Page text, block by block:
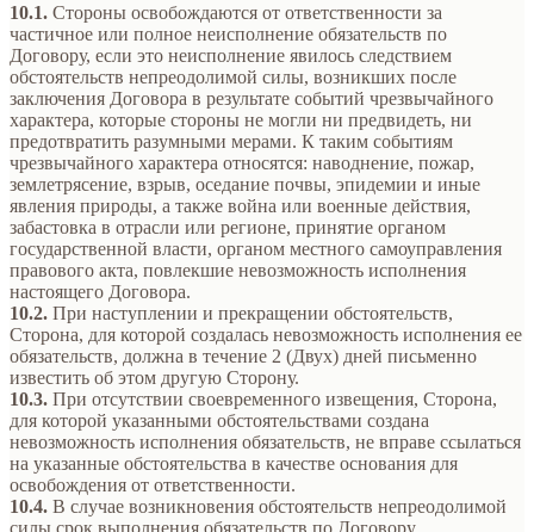
10.1. Стороны освобождаются от ответственности за
частичное или полное неисполнение обязательств по
Договору, если это неисполнение явилось следствием
обстоятельств непреодолимой силы, возникших после
заключения Договора в результате событий чрезвычайного
характера, которые стороны не могли ни предвидеть, ни
предотвратить разумными мерами. К таким событиям
чрезвычайного характера относятся: наводнение, пожар,
землетрясение, взрыв, оседание почвы, эпидемии и иные
явления природы, а также война или военные действия,
забастовка в отрасли или регионе, принятие органом
государственной власти, органом местного самоуправления
правового акта, повлекшие невозможность исполнения
настоящего Договора.
10.2. При наступлении и прекращении обстоятельств,
Сторона, для которой создалась невозможность исполнения ее
обязательств, должна в течение 2 (Двух) дней письменно
известить об этом другую Сторону.
10.3. При отсутствии своевременного извещения, Сторона,
для которой указанными обстоятельствами создана
невозможность исполнения обязательств, не вправе ссылаться
на указанные обстоятельства в качестве основания для
освобождения от ответственности.
10.4. В случае возникновения обстоятельств непреодолимой
силы срок выполнения обязательств по Договору